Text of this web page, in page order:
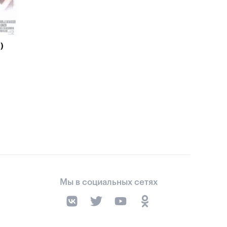
Мы в социальных сетях